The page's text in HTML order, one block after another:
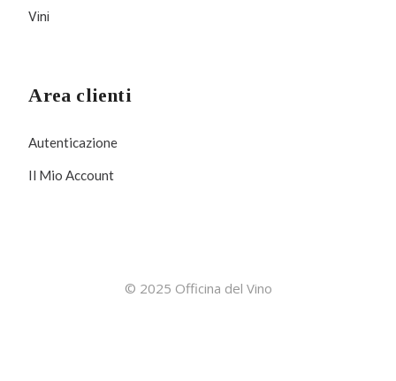
Vini
Area clienti
Autenticazione
Il Mio Account
© 2025 Officina del Vino